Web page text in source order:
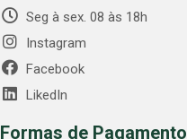
Seg à sex. 08 às 18h
Instagram
Facebook
LikedIn
Formas de Pagamento